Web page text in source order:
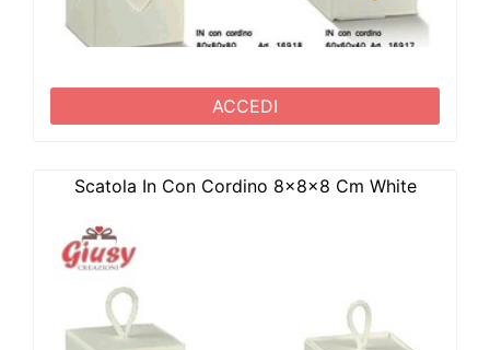
ACCEDI
Scatola In Con Cordino 8x8x8 Cm White